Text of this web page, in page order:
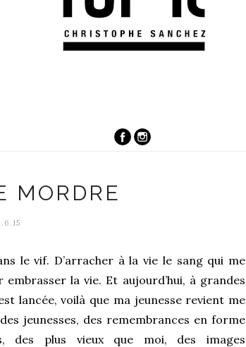
MORDRE
le vif. D’arracher à la vie le sang qui me
la vie. Et aujourd’hui, à grandes
lancée, voilà que ma jeunesse revient me
jeunesses, des remembrances en forme
des plus vieux que moi, des images